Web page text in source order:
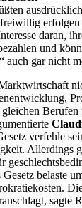
daran,
und
auch gar nicht
verfehle
Allerdings
belaste
sagte